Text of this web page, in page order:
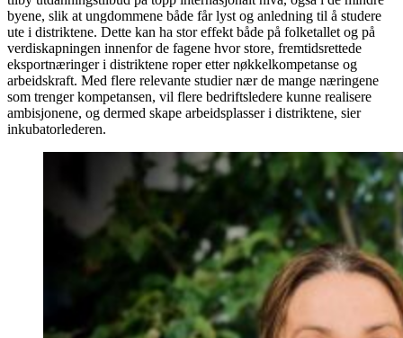
byene, slik at ungdommene både får lyst og anledning til å studere
ute i distriktene. Dette kan ha stor effekt både på folketallet og på
verdiskapningen innenfor de fagene hvor store, fremtidsrettede
eksportnæringer i distriktene roper etter nøkkelkompetanse og
arbeidskraft. Med flere relevante studier nær de mange næringene
som trenger kompetansen, vil flere bedriftsledere kunne realisere
ambisjonene, og dermed skape arbeidsplasser i distriktene, sier
inkubatorlederen.